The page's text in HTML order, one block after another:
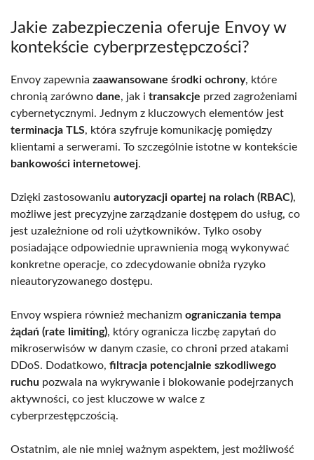
Jakie zabezpieczenia oferuje Envoy w
kontekście cyberprzestępczości?
Envoy zapewnia zaawansowane środki ochrony, które
chronią zarówno dane, jak i transakcje przed zagrożeniami
cybernetycznymi. Jednym z kluczowych elementów jest
terminacja TLS, która szyfruje komunikację pomiędzy
klientami a serwerami. To szczególnie istotne w kontekście
bankowości internetowej.
Dzięki zastosowaniu autoryzacji opartej na rolach (RBAC),
możliwe jest precyzyjne zarządzanie dostępem do usług, co
jest uzależnione od roli użytkowników. Tylko osoby
posiadające odpowiednie uprawnienia mogą wykonywać
konkretne operacje, co zdecydowanie obniża ryzyko
nieautoryzowanego dostępu.
Envoy wspiera również mechanizm ograniczania tempa
żądań (rate limiting), który ogranicza liczbę zapytań do
mikroserwisów w danym czasie, co chroni przed atakami
DDoS. Dodatkowo, filtracja potencjalnie szkodliwego
ruchu pozwala na wykrywanie i blokowanie podejrzanych
aktywności, co jest kluczowe w walce z
cyberprzestępczością.
Ostatnim, ale nie mniej ważnym aspektem, jest możliwość